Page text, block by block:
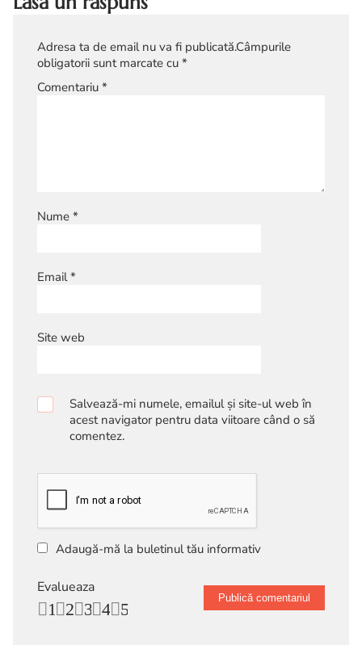
Adresa ta de email nu va fi publicată.Câmpurile
obligatorii sunt marcate cu *
Comentariu *
Nume *
Email*
Site web
Salvează-mi numele, emailul și site-ul web în
acest navigator pentru data viitoare când o să
comentez.
Adaugă-mă la buletinul tău informativ
Evalueaza
5
4
3
2
1